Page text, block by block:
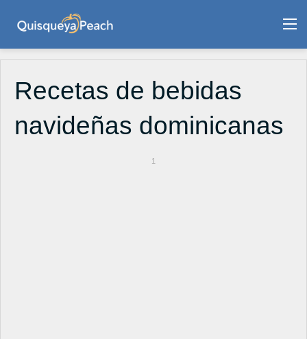
Recetas de bebidas
navideñas dominicanas
1